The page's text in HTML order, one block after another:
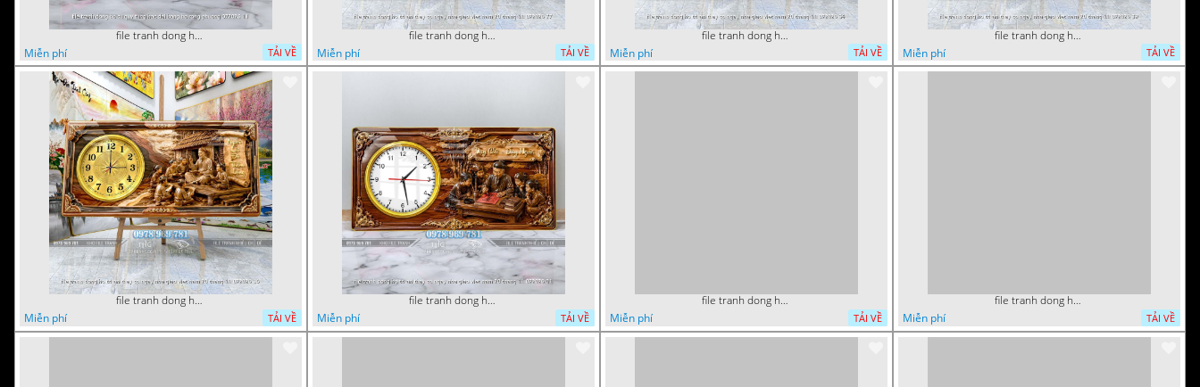
file tranh dong ho tu quy tung hac dai bang ho rong phuong 072026 11
Miễn phí
TẢI VỀ
file tranh dong ho tri an thay co ngay nha giao viet nam 20 thang 11 072026 77
Miễn phí
TẢI VỀ
file tranh dong ho tri an thay co ngay nha giao viet nam 20 thang 11 072026 54
Miễn phí
TẢI VỀ
file tranh dong ho tri an thay co ngay nha giao viet nam 20 thang 11 072026 39
Miễn phí
TẢI VỀ
file tranh dong ho tri an thay co ngay nha giao viet nam 20 thang 11 072026 16
Miễn phí
TẢI VỀ
file tranh dong ho tri an thay co ngay nha giao viet nam 20 thang 11 072026 01
Miễn phí
TẢI VỀ
file tranh dong ho thuan buom xuoi gio phong thuy 072026 27
Miễn phí
TẢI VỀ
file tranh dong ho thuan buom xuoi gio phong thuy 072026 12
Miễn phí
TẢI VỀ